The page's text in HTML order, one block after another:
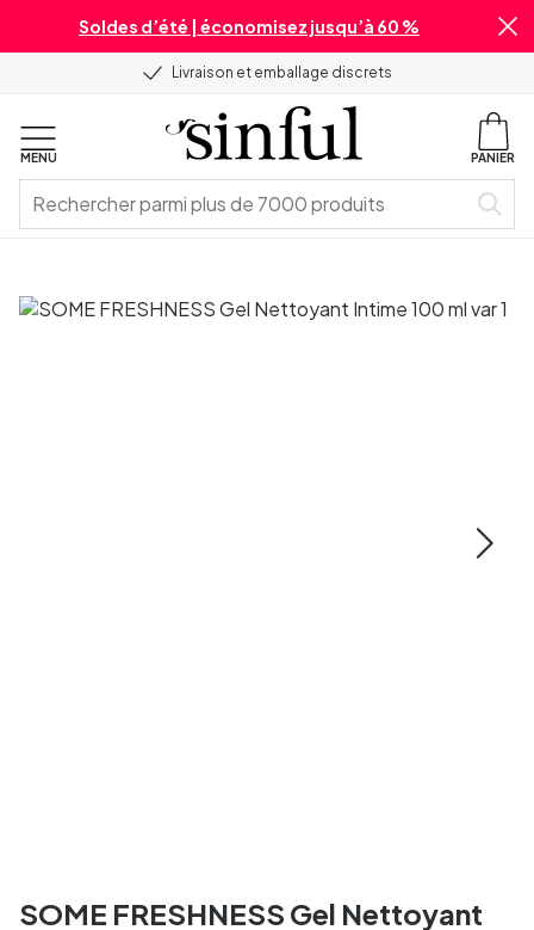
Soldes d’été | économisez jusqu’à 60 %
Livraison et emballage discrets
MENU PANIER
SOME FRESHNESS Gel Nettoyant